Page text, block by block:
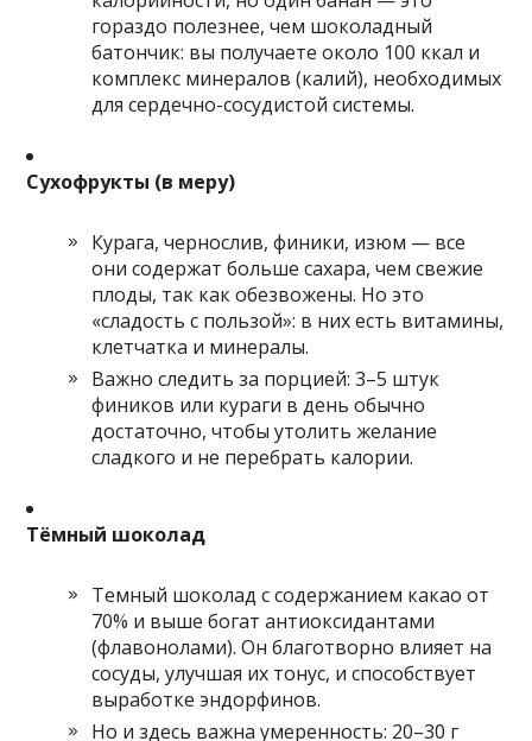
гораздо полезнее, чем шоколадный
батончик: вы получаете около 100 ккал и
комплекс минералов (калий), необходимых
для сердечно-сосудистой системы.
Сухофрукты (в меру)
Курага, чернослив, финики, изюм — все
они содержат больше сахара, чем свежие
плоды, так как обезвожены. Но это
«сладость с пользой»: в них есть витамины,
клетчатка и минералы.
Важно следить за порцией: 3–5 штук
фиников или кураги в день обычно
достаточно, чтобы утолить желание
сладкого и не перебрать калории.
Тёмный шоколад
Темный шоколад с содержанием какао от
70% и выше богат антиоксидантами
(флавонолами). Он благотворно влияет на
сосуды, улучшая их тонус, и способствует
выработке эндорфинов.
Но и здесь важна умеренность: 20–30 г